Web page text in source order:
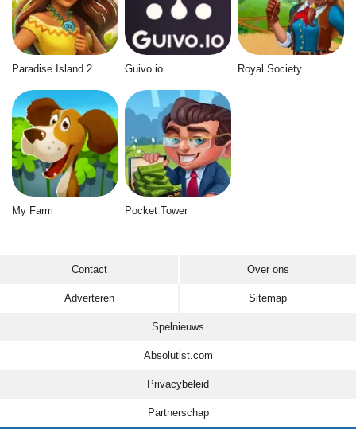
Paradise Island 2 Guivo.io Royal Society
My Farm Pocket Tower
Contact Over ons
Adverteren Sitemap
Spelnieuws
Absolutist.com
Privacybeleid
Partnerschap